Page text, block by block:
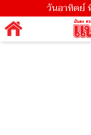
วันอาทิตย์